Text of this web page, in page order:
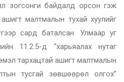
зогсонги байдалд орсон гэж
малтмалын тухай хуулийг
сард баталсан. Улмаар уг
11.2.5-д “харьяалах нутаг
тархацтай ашигт малтмалын
тусгай зөвшөөрөл олгох”